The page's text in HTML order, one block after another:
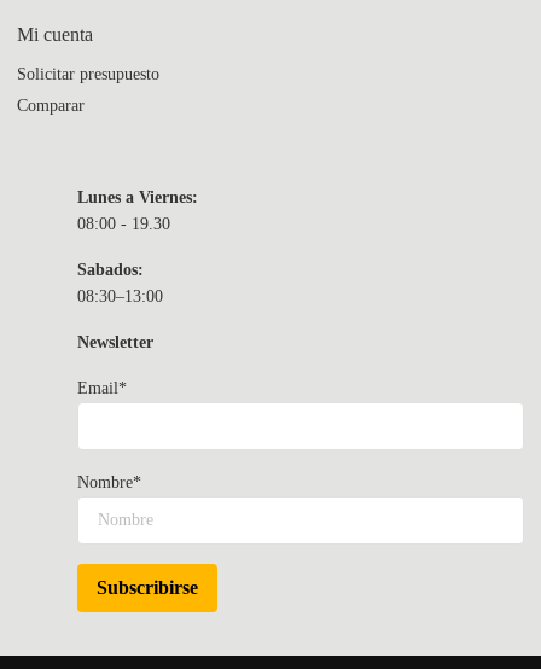
Mi cuenta
Solicitar presupuesto
Comparar
Lunes a Viernes:
08:00 - 19.30
Sabados:
08:30–13:00
Newsletter
Email*
Nombre*